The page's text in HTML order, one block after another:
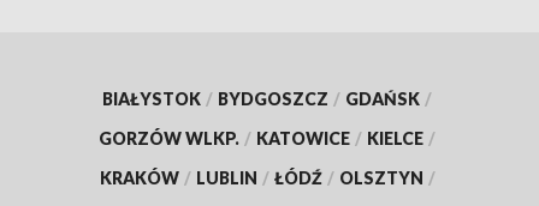
BIAŁYSTOK / BYDGOSZCZ / GDAŃSK /
GORZÓW WLKP. / KATOWICE / KIELCE /
KRAKÓW / LUBLIN / ŁÓDŹ / OLSZTYN /